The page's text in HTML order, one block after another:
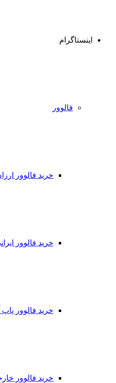
اینستاگرام
فالوور
خرید فالوور
خرید فالوور
خرید فالوور
خرید فالوور